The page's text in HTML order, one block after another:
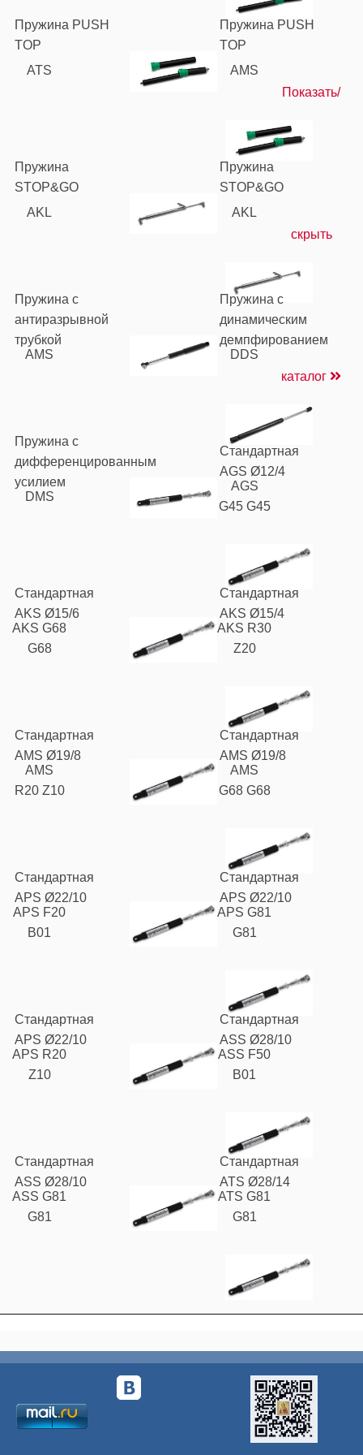
Пружина PUSH
TOP
ATS
Пружина PUSH
TOP
AMS
Пружина
STOP&GO
AKL
Пружина
STOP&GO
AKL
Пружина с
антиразрывной
трубкой
AMS
Пружина с
динамическим
демпфированием
DDS
Пружина с
дифференцированным
усилием
DMS
Стандартная
AGS Ø12/4
AGS
G45 G45
Стандартная
AKS Ø15/6
AKS G68
G68
Стандартная
AKS Ø15/4
AKS R30
Z20
Стандартная
AMS Ø19/8
AMS
R20 Z10
Стандартная
AMS Ø19/8
AMS
G68 G68
Стандартная
APS Ø22/10
APS F20
B01
Стандартная
APS Ø22/10
APS G81
G81
Стандартная
APS Ø22/10
APS R20
Z10
Стандартная
ASS Ø28/10
ASS F50
B01
Стандартная
ASS Ø28/10
ASS G81
G81
Стандартная
ATS Ø28/14
ATS G81
G81
Показать/
скрыть
каталог